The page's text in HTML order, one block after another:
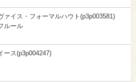
ァイス・フォーマルハウト(p3p003581)
ルール
ース(p3p004247)